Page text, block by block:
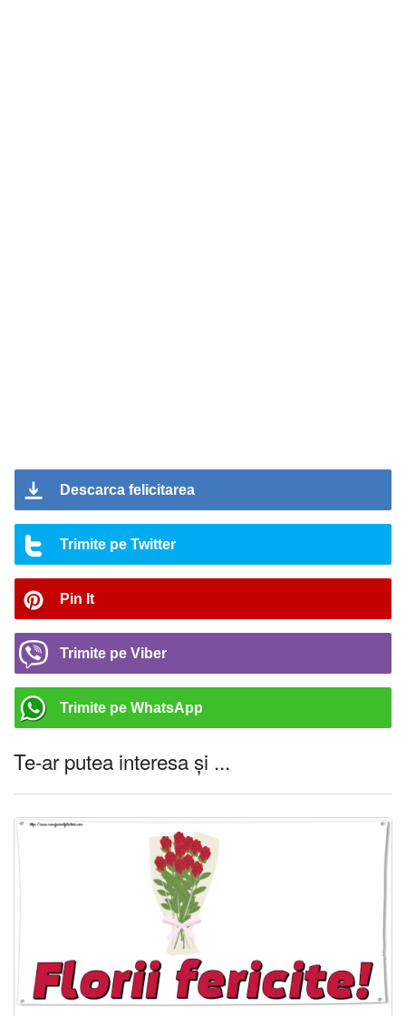
Descarca felicitarea
Trimite pe Twitter
Pin It
Trimite pe Viber
Trimite pe WhatsApp
Te-ar putea interesa și ...